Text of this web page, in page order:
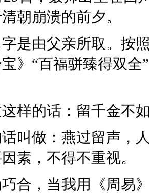
朝崩溃的前夕。
是由父亲所取。按
》 “百福骈臻得双全
样的话：留千金不
叫做：燕过留声，
素，不得不重视。
合，当我用《周易